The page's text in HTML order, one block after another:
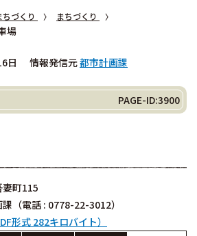
づくり
まちづくり
場
日 情報発信元都市計画課
PAGE-ID:3900
町115
（電話 : 0778-22-3012）
形式 282キロバイト）